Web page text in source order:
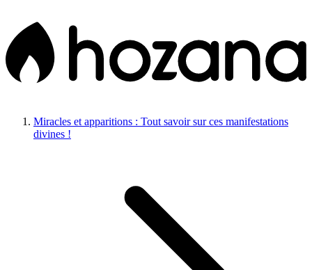
Miracles et apparitions : Tout savoir sur ces manifestations
divines !